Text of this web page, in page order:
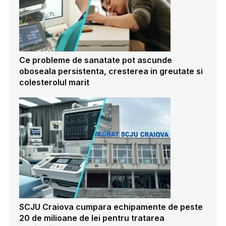
Ce probleme de sanatate pot ascunde
oboseala persistenta, cresterea in greutate si
colesterolul marit
SCJU Craiova cumpara echipamente de peste
20 de milioane de lei pentru tratarea